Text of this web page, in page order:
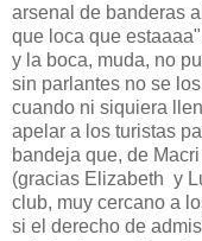
arsenal de banderas
que loca que
y la boca, muda, no
sin parlantes no se
cuando ni siquiera
apelar a los turistas
bandeja que, de
(gracias Elizabeth y
club, muy cercano a
si el derecho de